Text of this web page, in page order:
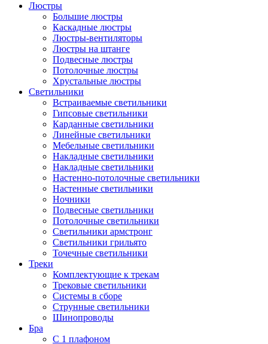
Люстры
Большие люстры
Каскадные люстры
Люстры-вентиляторы
Люстры на штанге
Подвесные люстры
Потолочные люстры
Хрустальные люстры
Светильники
Встраиваемые светильники
Гипсовые светильники
Карданные светильники
Линейные светильники
Мебельные светильники
Накладные светильники
Накладные светильники
Настенно-потолочные светильники
Настенные светильники
Ночники
Подвесные светильники
Потолочные светильники
Светильники армстронг
Светильники грильято
Точечные светильники
Треки
Комплектующие к трекам
Трековые светильники
Системы в сборе
Струнные светильники
Шинопроводы
Бра
С 1 плафоном